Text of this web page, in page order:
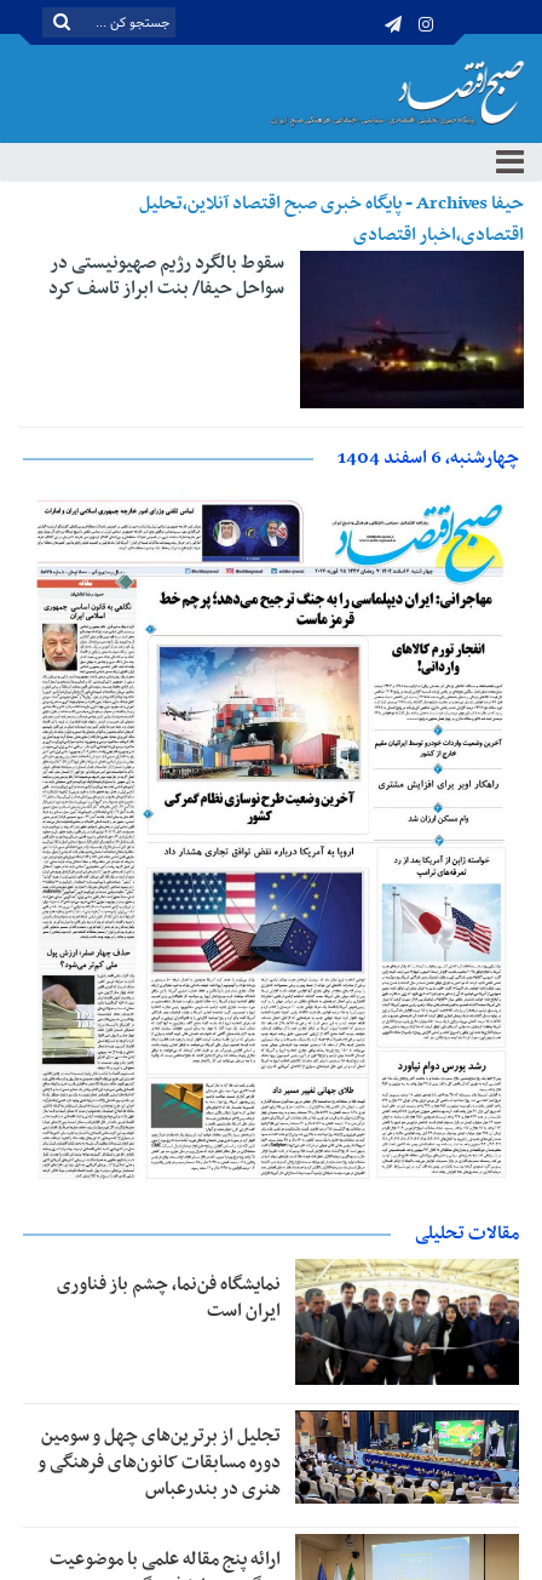
حیفا Archives - پایگاه خبری صبح اقتصاد آنلاین،تحلیل
اقتصادی،اخبار اقتصادی
سقوط بالگرد رژیم صهیونیستی در
سواحل حیفا/ بنت ابراز تاسف کرد
چهارشنبه، 6 اسفند 1404
مقالات تحلیلی
نمایشگاه فن‌نما، چشم باز فناوری
ایران است
تجلیل از بر‌ترین‌های چهل و سومین
دوره مسابقات کانون‌های فرهنگی و
هنری در بندرعباس
ارائه پنج مقاله علمی با موضوعیت